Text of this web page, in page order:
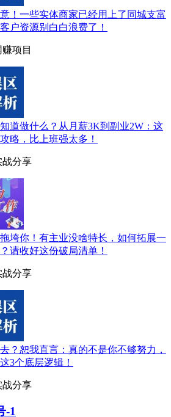
！一些实体商家已经用上了同城支富
户资源别白白浪费了！
赚项目
道做什么？从月薪3K到副业2W：这
略，比上班强太多！
战分享
垮你！有主业没啥特长，如何拓展一
请收好这份破局清单！
战分享
？恕我直言：真的不是你不够努力，
3个底层逻辑！
战分享
-1